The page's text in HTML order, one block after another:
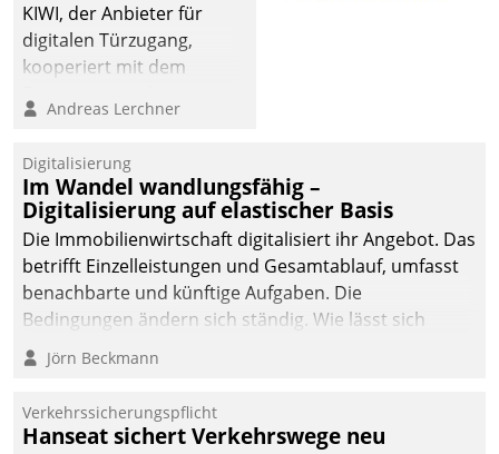
KIWI, der Anbieter für
digitalen Türzugang,
kooperiert mit dem
Softwareentwicklungshaus
Andreas Lerchner
Digitalisierung
Im Wandel wandlungsfähig –
Digitalisierung auf elastischer Basis
Die Immobilienwirtschaft digitalisiert ihr Angebot. Das
betrifft Einzelleistungen und Gesamtablauf, umfasst
benachbarte und künftige Aufgaben. Die
Bedingungen ändern sich ständig. Wie lässt sich
technisch die Kontrolle wahren und zugleich Freiraum
fürs Wachsen öffnen?
Jörn Beckmann
Verkehrssicherungspflicht
Hanseat sichert Verkehrswege neu